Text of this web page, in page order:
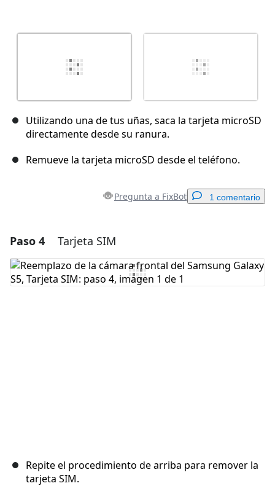
Utilizando una de tus uñas, saca la tarjeta microSD
directamente desde su ranura.
Remueve la tarjeta microSD desde el teléfono.
Pregunta a FixBot 1 comentario
Agregar un comentario
Agregar Comentario
Paso 4 Tarjeta SIM
Repite el procedimiento de arriba para remover la
tarjeta SIM.